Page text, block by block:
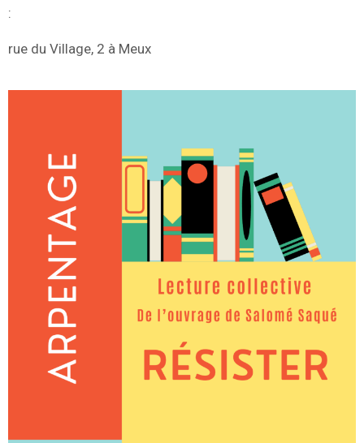
:
rue du Village, 2 à Meux